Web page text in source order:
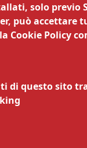
della
della
solo previo
può accettare
Cookie Policy
di questo sito